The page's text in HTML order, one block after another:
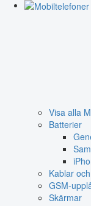
Visa alla
Batterier
Kablar
GSM-
Skärmar